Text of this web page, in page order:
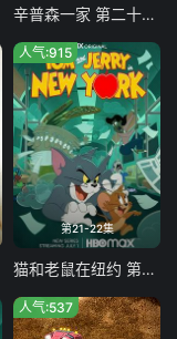
辛普森一家 第二十四季
第21-22集
人气:915
猫和老鼠在纽约 第二季
人气:537